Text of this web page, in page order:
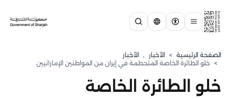
الصفحة الرئيسية > الأخبار , الأخبار
> خلو الطائرة الخاصة المتحطمة في إيران من المواطنين الإماراتيين
خلو الطائرة الخاصة